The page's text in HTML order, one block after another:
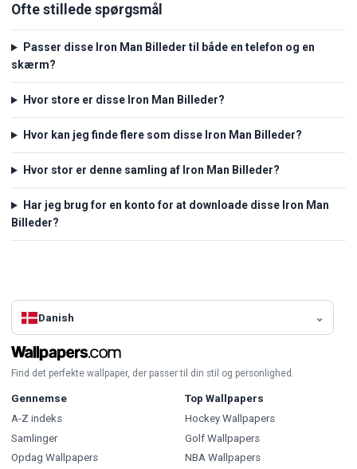
Ofte stillede spørgsmål
Passer disse Iron Man Billeder til både en telefon og en
skærm?
Hvor store er disse Iron Man Billeder?
Hvor kan jeg finde flere som disse Iron Man Billeder?
Hvor stor er denne samling af Iron Man Billeder?
Har jeg brug for en konto for at downloade disse Iron Man
Billeder?
Danish
Find det perfekte wallpaper, der passer til din stil og personlighed.
Gennemse
A-Z indeks
Samlinger
Opdag Wallpapers
Top Wallpapers
Hockey Wallpapers
Golf Wallpapers
NBA Wallpapers